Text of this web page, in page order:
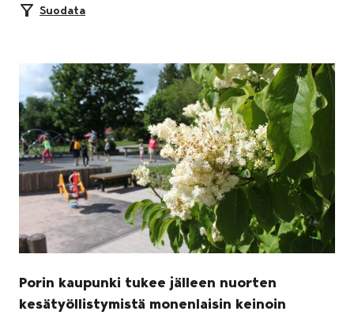
Suodata
Porin kaupunki tukee jälleen nuorten
kesätyöllistymistä monenlaisin keinoin